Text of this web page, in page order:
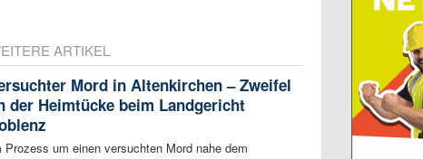
ARTIKEL
Mord in Altenkirchen – Zweifel
der Heimtücke beim Landgericht
Prozess um einen versuchten Mord nahe dem